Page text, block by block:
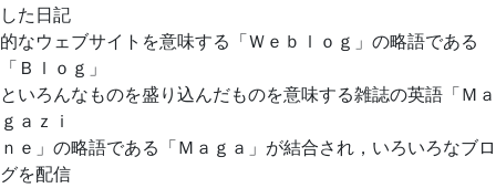
した日記
的なウェブサイトを意味する「Ｗｅｂｌｏｇ」の略語である
「Ｂｌｏｇ」
といろんなものを盛り込んだものを意味する雑誌の英語「Ｍａ
ｇａｚｉ
ｎｅ」の略語である「Ｍａｇａ」が結合され，いろいろなブロ
グを配信